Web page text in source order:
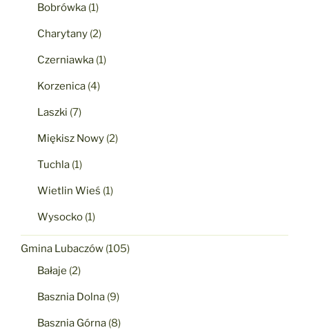
Bobrówka (1)
Charytany (2)
Czerniawka (1)
Korzenica (4)
Laszki (7)
Miękisz Nowy (2)
Tuchla (1)
Wietlin Wieś (1)
Wysocko (1)
Gmina Lubaczów (105)
Bałaje (2)
Basznia Dolna (9)
Basznia Górna (8)